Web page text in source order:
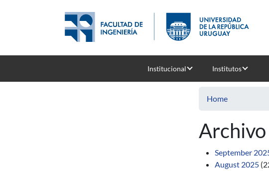
Institucional Institutos
Home
September
August 2025